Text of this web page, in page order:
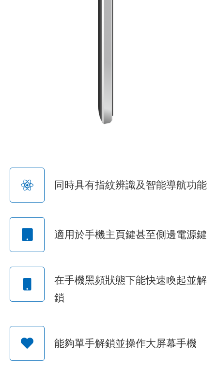
同時具有指紋辨識及智能導航功能
適用於手機主頁鍵甚至側邊電源鍵
在手機黑頻狀態下能快速喚起並解
鎖
能夠單手解鎖並操作大屏幕手機